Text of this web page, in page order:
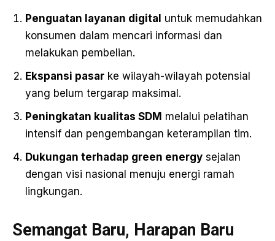
Penguatan layanan digital untuk memudahkan
konsumen dalam mencari informasi dan
melakukan pembelian.
Ekspansi pasar ke wilayah-wilayah potensial
yang belum tergarap maksimal.
Peningkatan kualitas SDM melalui pelatihan
intensif dan pengembangan keterampilan tim.
Dukungan terhadap green energy sejalan
dengan visi nasional menuju energi ramah
lingkungan.
Semangat Baru, Harapan Baru